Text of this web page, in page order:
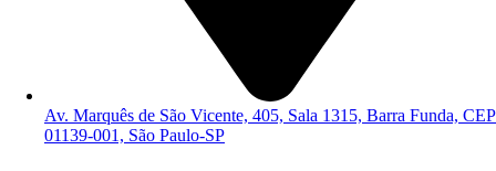
Av. Marquês de São Vicente, 405, Sala 1315, Barra Funda, CEP
01139-001, São Paulo-SP